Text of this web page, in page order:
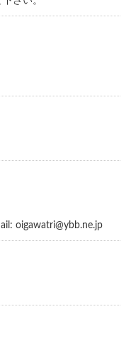
oigawatri@ybb.ne.jp